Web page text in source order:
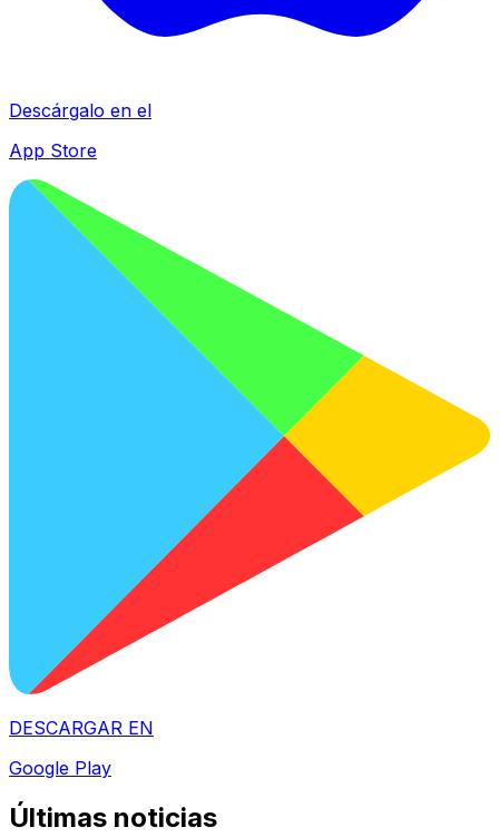
Descárgalo en el
App Store
DESCARGAR EN
Google Play
Últimas noticias